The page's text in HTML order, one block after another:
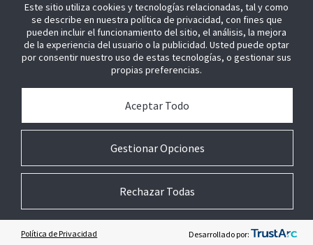
© 2026 Johnson Controls. Todos los derechos reservados.
Legal
Ajustes de
privacidad
Términos
Este sitio utiliza cookies y tecnologías relacionadas, tal y como
se describe en nuestra política de privacidad, con fines que
pueden incluir el funcionamiento del sitio, el análisis, la mejora
de la experiencia del usuario o la publicidad. Usted puede optar
por consentir nuestro uso de estas tecnologías, o gestionar sus
propias preferencias.
Gestionar Opciones
Aceptar Todo
Rechazar Todas
Política de Privacidad Desarrollado por:
Preferencias
sobre cookies